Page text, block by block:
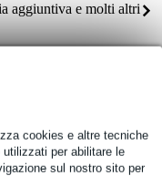
cookies e altre tecniche
per abilitare le
sul nostro sito per
aggiuntiva e molti altri